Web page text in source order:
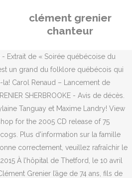
clément grenier
chanteur
- Extrait de « Soirée québécoise du
un grand du folklore québécois qui
Carol Renaud – Lancement de
SHERBROOKE - Avis de décès.
Tanguay et Maxime Landry! View
for the 2005 CD release of 75
Plus d'information sur la famille
correctement, veuillez rafraîchir le
À l’hôpital de Thetford, le 10 avril
Grenier l’âge de 74 ans, fils de